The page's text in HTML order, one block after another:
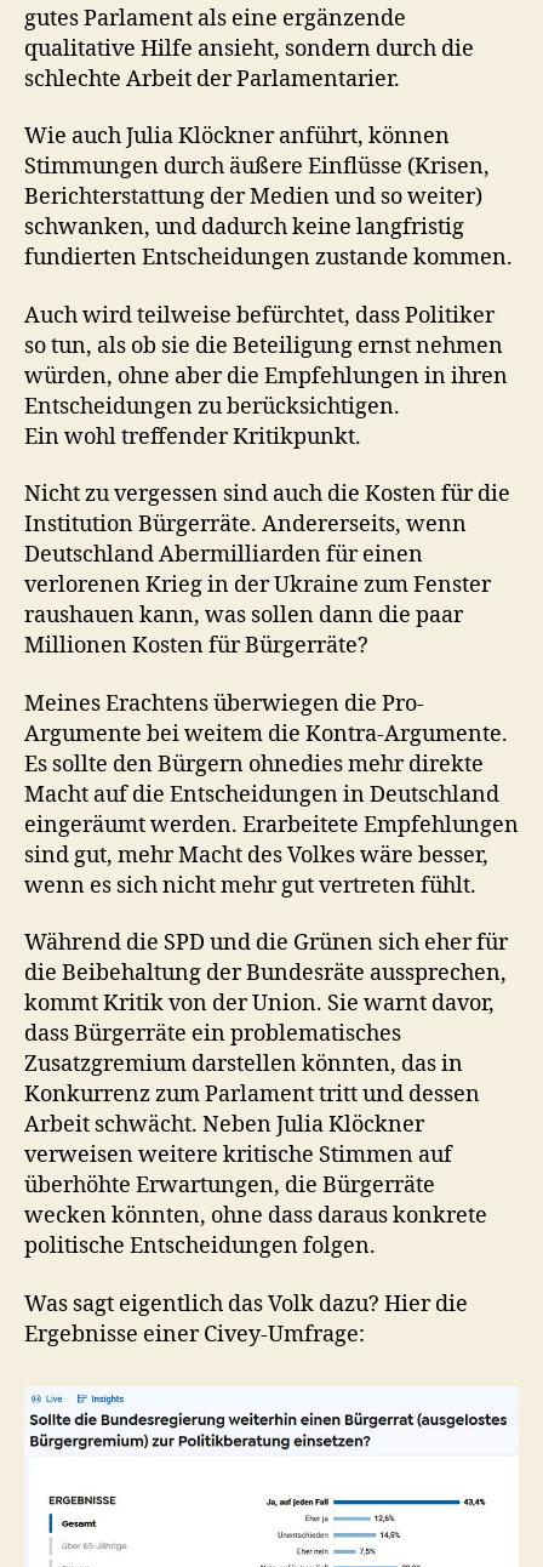
gutes Parlament als eine ergänzende
qualitative Hilfe ansieht, sondern durch die
schlechte Arbeit der Parlamentarier.
Wie auch Julia Klöckner anführt, können
Stimmungen durch äußere Einflüsse (Krisen,
Berichterstattung der Medien und so weiter)
schwanken, und dadurch keine langfristig
fundierten Entscheidungen zustande kommen.
Auch wird teilweise befürchtet, dass Politiker
so tun, als ob sie die Beteiligung ernst nehmen
würden, ohne aber die Empfehlungen in ihren
Entscheidungen zu berücksichtigen.
Ein wohl treffender Kritikpunkt.
Nicht zu vergessen sind auch die Kosten für die
Institution Bürgerräte. Andererseits, wenn
Deutschland Abermilliarden für einen
verlorenen Krieg in der Ukraine zum Fenster
raushauen kann, was sollen dann die paar
Millionen Kosten für Bürgerräte?
Meines Erachtens überwiegen die Pro-
Argumente bei weitem die Kontra-Argumente.
Es sollte den Bürgern ohnedies mehr direkte
Macht auf die Entscheidungen in Deutschland
eingeräumt werden. Erarbeitete Empfehlungen
sind gut, mehr Macht des Volkes wäre besser,
wenn es sich nicht mehr gut vertreten fühlt.
Während die SPD und die Grünen sich eher für
die Beibehaltung der Bundesräte aussprechen,
kommt Kritik von der Union. Sie warnt davor,
dass Bürgerräte ein problematisches
Zusatzgremium darstellen könnten, das in
Konkurrenz zum Parlament tritt und dessen
Arbeit schwächt. Neben Julia Klöckner
verweisen weitere kritische Stimmen auf
überhöhte Erwartungen, die Bürgerräte
wecken könnten, ohne dass daraus konkrete
politische Entscheidungen folgen.
Was sagt eigentlich das Volk dazu? Hier die
Ergebnisse einer Civey-Umfrage: